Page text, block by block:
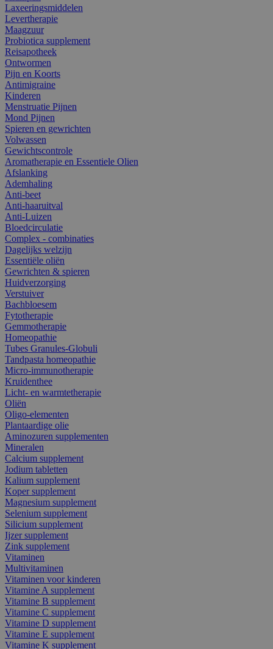
Laxeeringsmiddelen
Levertherapie
Maagzuur
Probiotica supplement
Reisapotheek
Ontwormen
Pijn en Koorts
Antimigraine
Kinderen
Menstruatie Pijnen
Mond Pijnen
Spieren en gewrichten
Volwassen
Gewichtscontrole
Aromatherapie en Essentiele Olien
Afslanking
Ademhaling
Anti-beet
Anti-haaruitval
Anti-Luizen
Bloedcirculatie
Complex - combinaties
Dagelijks welzijn
Essentiële oliën
Gewrichten & spieren
Huidverzorging
Verstuiver
Bachbloesem
Fytotherapie
Gemmotherapie
Homeopathie
Tubes Granules-Globuli
Tandpasta homeopathie
Micro-immunotherapie
Kruidenthee
Licht- en warmtetherapie
Oliën
Oligo-elementen
Plantaardige olie
Aminozuren supplementen
Mineralen
Calcium supplement
Jodium tabletten
Kalium supplement
Koper supplement
Magnesium supplement
Selenium supplement
Silicium supplement
Ijzer supplement
Zink supplement
Vitaminen
Multivitaminen
Vitaminen voor kinderen
Vitamine A supplement
Vitamine B supplement
Vitamine C supplement
Vitamine D supplement
Vitamine E supplement
Vitamine K supplement